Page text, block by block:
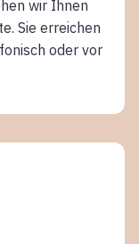
wir Ihnen
Sie erreichen
oder vor